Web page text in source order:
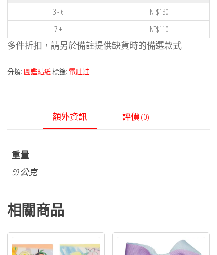
－
電
3 - 6
NT$130
7 +
NT$110
多件折扣，請另於備註提供缺貨時的備選款式
分類: 圖鑑貼紙標籤: 電肚蛙
額外資訊 評價 (0)
重量
50 公克
相關商品